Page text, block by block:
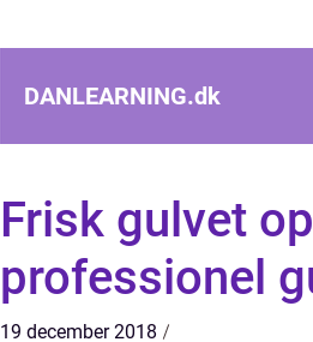
DANLEARNING.dk
Frisk gulvet
professionel
19 december 2018